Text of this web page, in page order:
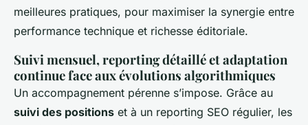
meilleures pratiques, pour maximiser la synergie entre
performance technique et richesse éditoriale.
Suivi mensuel, reporting détaillé et adaptation
continue face aux évolutions algorithmiques
Un accompagnement pérenne s’impose. Grâce au
suivi des positions et à un reporting SEO régulier, les